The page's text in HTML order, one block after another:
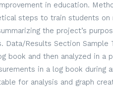
in education.
steps to train students
the project’s
Results Section
book and then analyzed in a
in a log book during
for analysis and graph